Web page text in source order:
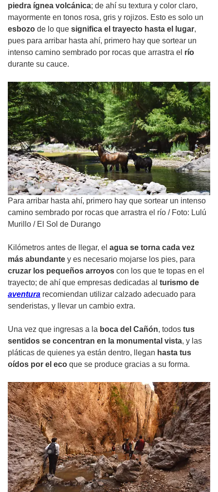
piedra ígnea volcánica; de ahí su textura y color claro,
mayormente en tonos rosa, gris y rojizos. Esto es solo un
esbozo de lo que significa el trayecto hasta el lugar,
pues para arribar hasta ahí, primero hay que sortear un
intenso camino sembrado por rocas que arrastra el río
durante su cauce.
Para arribar hasta ahí, primero hay que sortear un intenso
camino sembrado por rocas que arrastra el río / Foto: Lulú
Murillo / El Sol de Durango
Kilómetros antes de llegar, el agua se torna cada vez
más abundante y es necesario mojarse los pies, para
cruzar los pequeños arroyos con los que te topas en el
trayecto; de ahí que empresas dedicadas al turismo de
aventura recomiendan utilizar calzado adecuado para
senderistas, y llevar un cambio extra.
Una vez que ingresas a la boca del Cañón, todos tus
sentidos se concentran en la monumental vista, y las
pláticas de quienes ya están dentro, llegan hasta tus
oídos por el eco que se produce gracias a su forma.